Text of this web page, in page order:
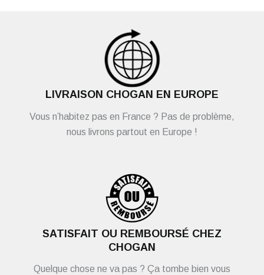
LIVRAISON CHOGAN EN EUROPE
Vous n’habitez pas en France ? Pas de problème,
nous livrons partout en Europe !
SATISFAIT OU REMBOURSÉ CHEZ
CHOGAN
Quelque chose ne va pas ? Ça tombe bien vous